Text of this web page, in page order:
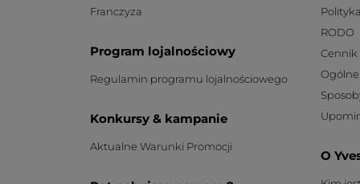
Franczyza
Program lojalnościowy
Regulamin programu lojalnościowego
Konkursy & kampanie
Aktualne Warunki Promocji
RODO
Cennik
O